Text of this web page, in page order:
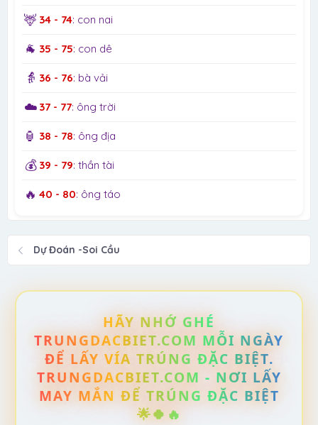
🦌 34 - 74: con nai
🐐 35 - 75: con dê
👵 36 - 76: bà vải
☁️ 37 - 77: ông trời
🏮 38 - 78: ông địa
💰 39 - 79: thần tài
🔥 40 - 80: ông táo
Dự Đoán -Soi Cầu
HÃY NHỚ GHÉ
TRUNGDACBIET.COM MỖI NGÀY
ĐỂ LẤY VÍA TRÚNG ĐẶC BIỆT.
TRUNGDACBIET.COM - NƠI LẤY
MAY MẮN ĐỂ TRÚNG ĐẶC BIỆT
🌟🍀🔥